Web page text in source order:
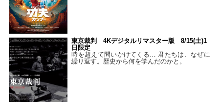
東京裁判 4Kデジタルリマスター版 8/15(土)1
日限定
時を超えて問いかけてくる… 君たちは、なぜに
繰り返す。歴史から何を学んだのかと。